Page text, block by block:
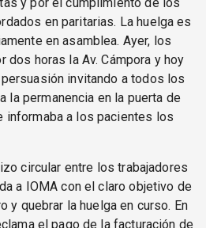
en paritarias. La huelga es
en asamblea. Ayer, los
dos horas la Av. Cámpora y hoy
invitando a todos los
la permanencia en la puerta de
informaba a los pacientes los
circular entre los trabajadores
a IOMA con el claro objetivo de
y quebrar la huelga en curso. En
el pago de la facturación de